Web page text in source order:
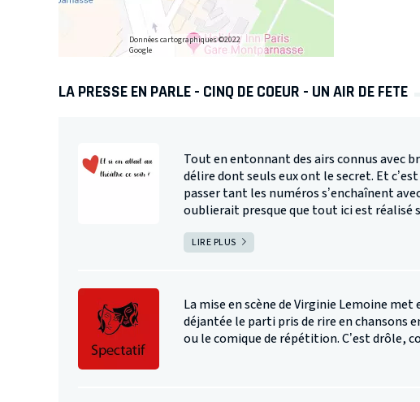
Données cartographiques ©2022
Google
LA PRESSE EN PARLE - CINQ DE COEUR - UN AIR DE FETE
Tout en entonnant des airs connus avec
délire dont seuls eux ont le secret. Et
passer tant les numéros s’enchaînent
oublierait presque que tout ici est réalisé
LIRE PLUS
La mise en scène de Virginie Lemoine
déjantée le parti pris de rire en chansons
ou le comique de répétition. C’est drôle,